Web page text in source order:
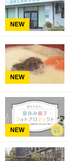
NEW
NEW
NEW